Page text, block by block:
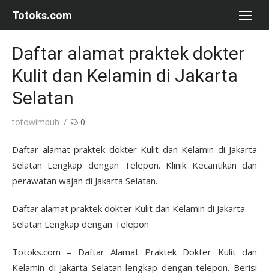
Totoks.com
Daftar alamat praktek dokter
Kulit dan Kelamin di Jakarta
Selatan
Author
totowimbuh 0
Daftar alamat praktek dokter Kulit dan Kelamin di Jakarta
Selatan Lengkap dengan Telepon. Klinik Kecantikan dan
perawatan wajah di Jakarta Selatan.
Daftar alamat praktek dokter Kulit dan Kelamin di Jakarta
Selatan Lengkap dengan Telepon
Totoks.com – Daftar Alamat Praktek Dokter Kulit dan
Kelamin di Jakarta Selatan lengkap dengan telepon. Berisi